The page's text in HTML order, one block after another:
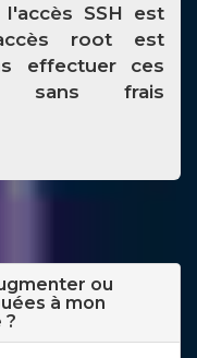
SSH est
root est
effectuer ces
sans frais
ou
à mon
?